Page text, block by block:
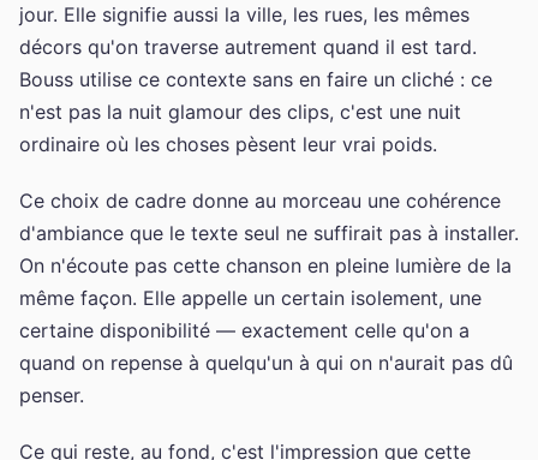
jour. Elle signifie aussi la ville, les rues, les mêmes
décors qu'on traverse autrement quand il est tard.
Bouss utilise ce contexte sans en faire un cliché : ce
n'est pas la nuit glamour des clips, c'est une nuit
ordinaire où les choses pèsent leur vrai poids.
Ce choix de cadre donne au morceau une cohérence
d'ambiance que le texte seul ne suffirait pas à installer.
On n'écoute pas cette chanson en pleine lumière de la
même façon. Elle appelle un certain isolement, une
certaine disponibilité — exactement celle qu'on a
quand on repense à quelqu'un à qui on n'aurait pas dû
penser.
Ce qui reste, au fond, c'est l'impression que cette